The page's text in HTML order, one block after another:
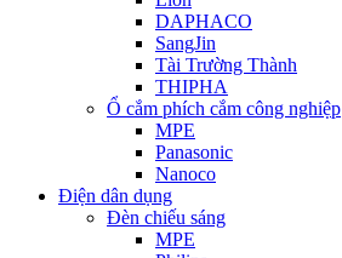
DAPHACO
SangJin
Tài Trường Thành
THIPHA
Ổ cắm phích cắm công nghiệp
MPE
Panasonic
Nanoco
Điện dân dụng
Đèn chiếu sáng
MPE